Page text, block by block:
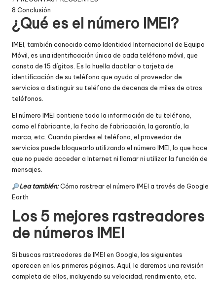
8 Conclusión
¿Qué es el número IMEI?
IMEI, también conocido como Identidad Internacional de Equipo
Móvil, es una identificación única de cada teléfono móvil, que
consta de 15 dígitos. Es la huella dactilar o tarjeta de
identificación de su teléfono que ayuda al proveedor de
servicios a distinguir su teléfono de decenas de miles de otros
teléfonos.
El número IMEI contiene toda la información de tu teléfono,
como el fabricante, la fecha de fabricación, la garantía, la
marca, etc. Cuando pierdes el teléfono, el proveedor de
servicios puede bloquearlo utilizando el número IMEI, lo que hace
que no pueda acceder a Internet ni llamar ni utilizar la función de
mensajes.
Lea también: Cómo rastrear el número IMEI a través de Google
Earth
Los 5 mejores rastreadores
de números IMEI
Si buscas rastreadores de IMEI en Google, los siguientes
aparecen en las primeras páginas. Aquí, le daremos una revisión
completa de ellos, incluyendo su velocidad, rendimiento, etc.